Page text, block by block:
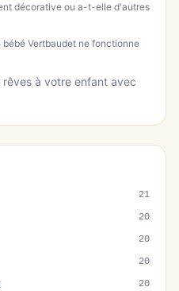
décorative ou a-t-elle d'autres
Vertbaudet ne fonctionne
à votre enfant avec
21
20
20
20
20